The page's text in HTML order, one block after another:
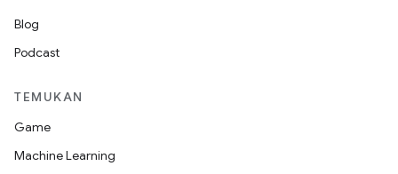
Blog
Podcast
TEMUKAN
Game
Machine Learning